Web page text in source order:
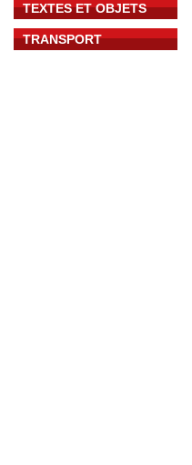
TEXTES ET OBJETS
TRANSPORT